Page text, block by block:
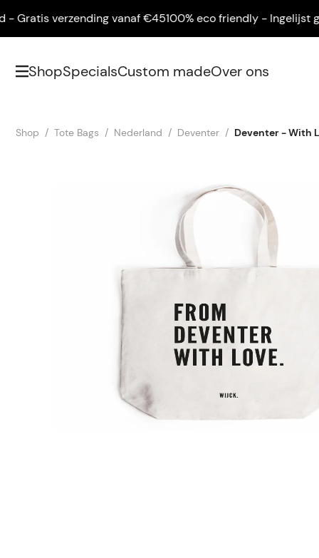
verzending vanaf €45100% eco friendly - Ingelijst
ShopSpecialsCustom madeOver ons
Shop Tote Bags Nederland Deventer Deventer - With